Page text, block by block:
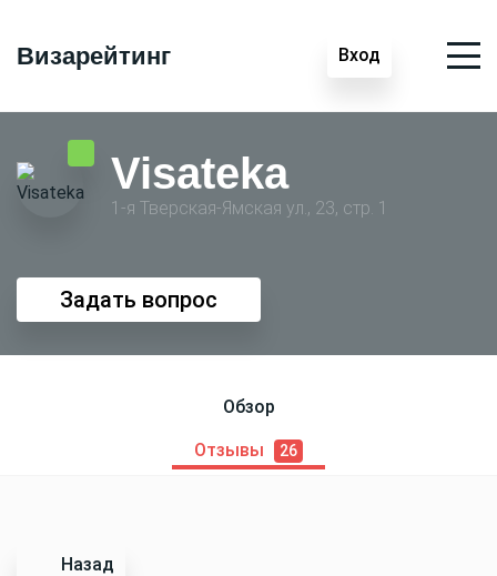
Визарейтинг Вход
Visateka
1-я Тверская-Ямская ул., 23, стр. 1
Задать вопрос
Обзор
Отзывы 26
Назад